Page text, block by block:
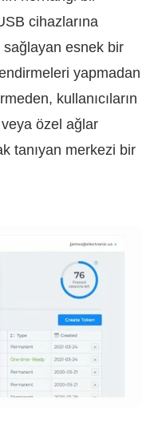
cihazlarına
esnek bir
yapmadan
kullanıcıların
özel ağlar
tanıyan merkezi bir